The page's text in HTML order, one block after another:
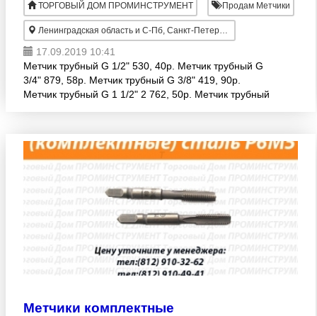
ТОРГОВЫЙ ДОМ ПРОМИНСТРУМЕНТ Продам Метчики
Ленинградская область и С-Пб, Санкт-Петербург
17.09.2019 10:41
Метчик трубный G 1/2" 530, 40р. Метчик трубный G
3/4" 879, 58р. Метчик трубный G 3/8" 419, 90р.
Метчик трубный G 1 1/2" 2 762, 50р. Метчик трубный
Метчики комплектные